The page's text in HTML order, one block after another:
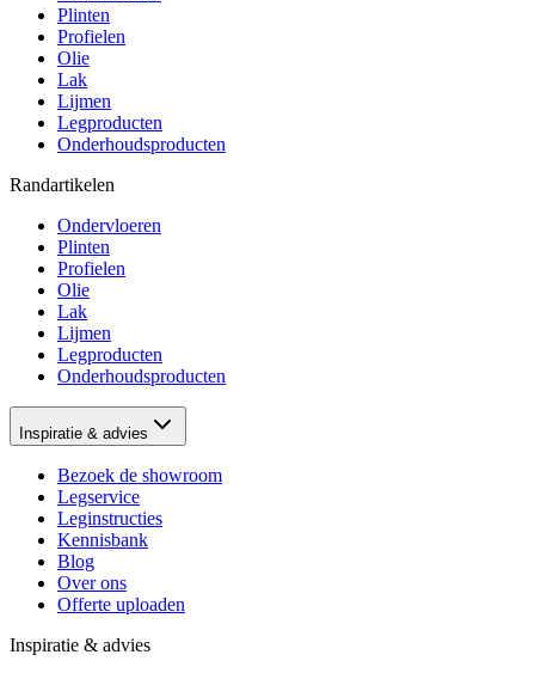
Plinten
Profielen
Olie
Lak
Lijmen
Legproducten
Onderhoudsproducten
Randartikelen
Ondervloeren
Plinten
Profielen
Olie
Lak
Lijmen
Legproducten
Onderhoudsproducten
Inspiratie & advies
Bezoek de showroom
Legservice
Leginstructies
Kennisbank
Blog
Over ons
Offerte uploaden
Inspiratie & advies